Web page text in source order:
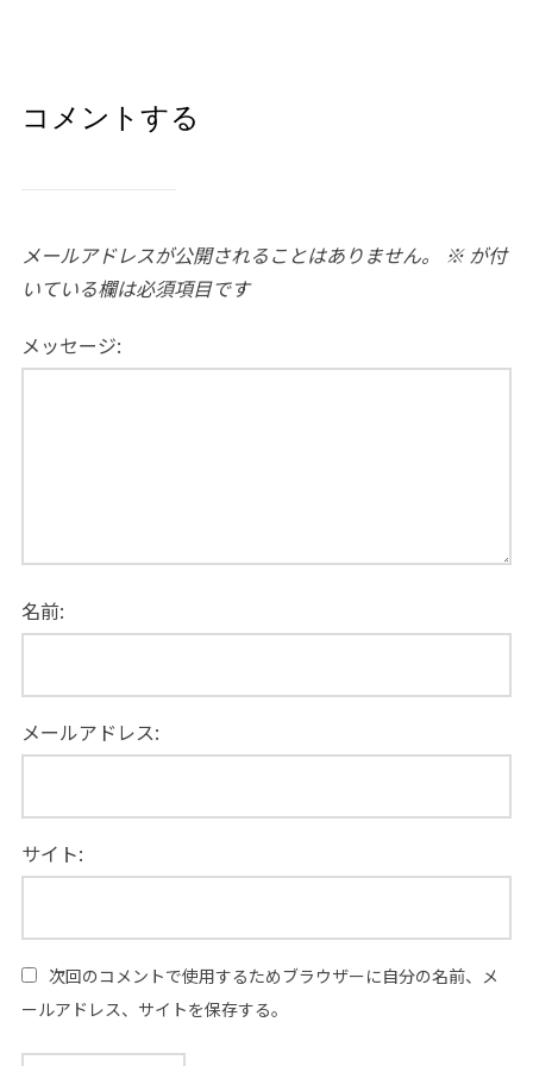
コメントする
メールアドレスが公開されることはありません。 ※が付
いている欄は必須項目です
メッセージ:
名前:
メールアドレス:
サイト:
次回のコメントで使用するためブラウザーに自分の名前、メ
ールアドレス、サイトを保存する。